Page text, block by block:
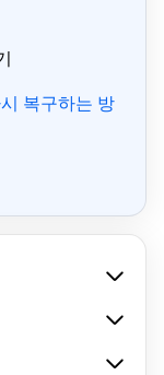
복구하는 방